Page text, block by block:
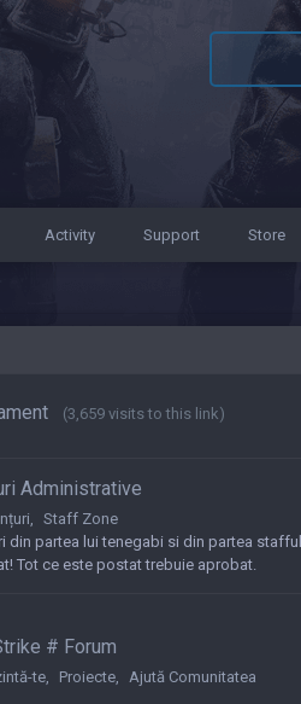
Activity Support Store
(3,659 visits to this link)
Administrative
Staff Zone
din partea lui tenegabi si din partea
Tot ce este postat trebuie aprobat.
# Forum
te Proiecte Ajută Comunitatea